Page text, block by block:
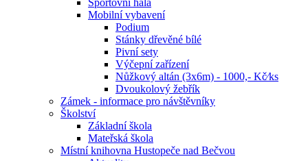
Sportovní hala
Mobilní vybavení
Podium
Stánky dřevěné bílé
Pivní sety
Výčepní zařízení
Nůžkový altán (3x6m) - 1000,- Kč⁄ks
Dvoukolový žebřík
Zámek - informace pro návštěvníky
Školství
Základní škola
Mateřská škola
Místní knihovna Hustopeče nad Bečvou